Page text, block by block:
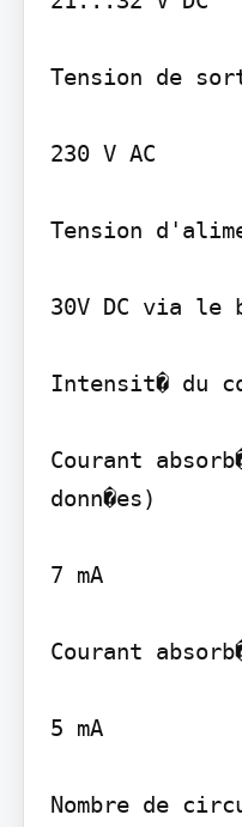
Tension de
230 V AC
Tension
30V DC via le
Intensit� du
Courant
donn�es)
7 mA
Courant
5 mA
Nombre de